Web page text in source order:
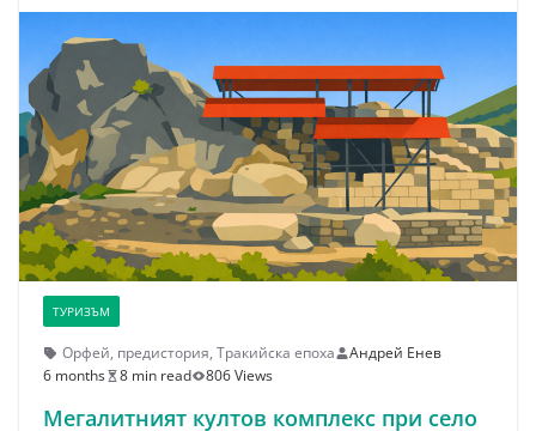
ТУРИЗЪМ
Орфей, предистория, Тракийска епоха
Андрей Енев
6 months
8 min read 806 Views
Мегалитният култов комплекс при село